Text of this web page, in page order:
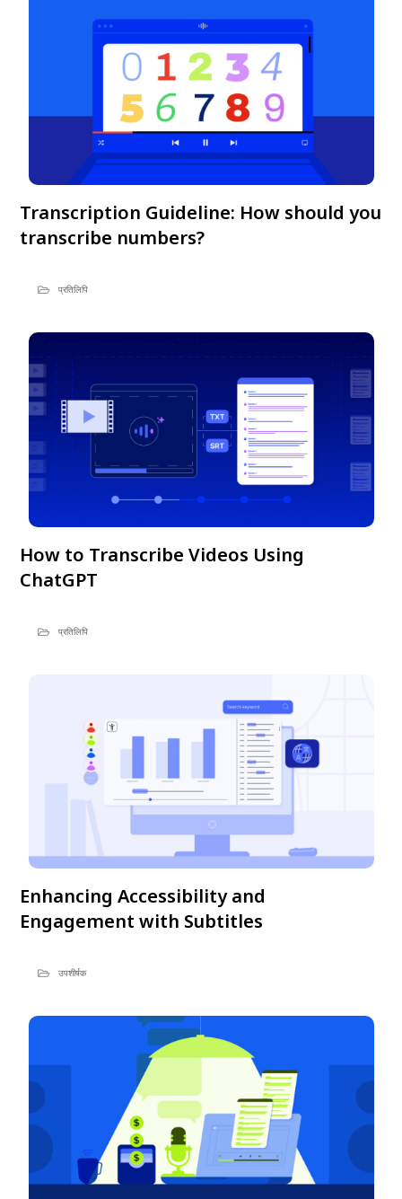
Transcription Guideline: How should you
transcribe numbers?
प्रतिलिपि
How to Transcribe Videos Using
ChatGPT
प्रतिलिपि
Enhancing Accessibility and
Engagement with Subtitles
उपशीर्षक